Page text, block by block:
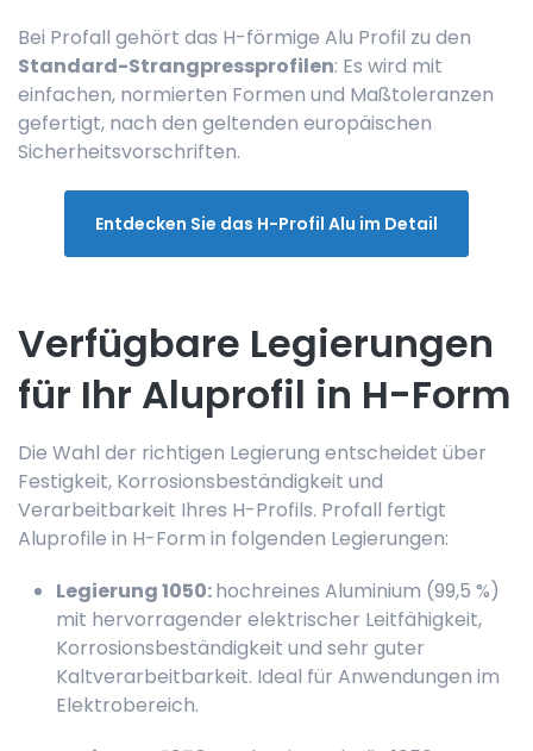
Bei Profall gehört das H-förmige Alu Profil zu den
Standard-Strangpressprofilen: Es wird mit
einfachen, normierten Formen und Maßtoleranzen
gefertigt, nach den geltenden europäischen
Sicherheitsvorschriften.
Entdecken Sie das H-Profil Alu im Detail
Verfügbare Legierungen
für Ihr Aluprofil in H-Form
Die Wahl der richtigen Legierung entscheidet über
Festigkeit, Korrosionsbeständigkeit und
Verarbeitbarkeit Ihres H-Profils. Profall fertigt
Aluprofile in H-Form in folgenden Legierungen:
Legierung 1050:hochreines Aluminium (99,5 %)
mit hervorragender elektrischer Leitfähigkeit,
Korrosionsbeständigkeit und sehr guter
Kaltverarbeitbarkeit. Ideal für Anwendungen im
Elektrobereich.